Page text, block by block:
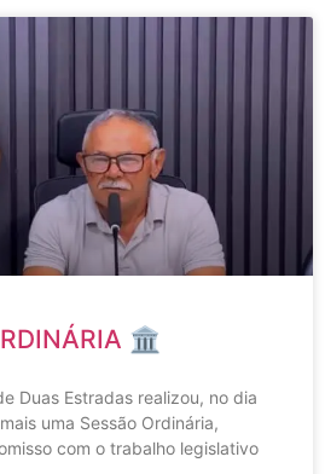
🏛️
Duas Estradas realizou, no dia
uma Sessão Ordinária,
com o trabalho legislativo